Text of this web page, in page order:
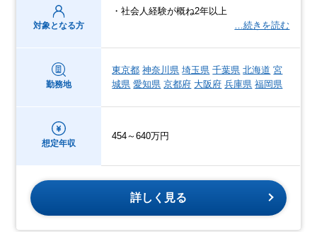
対象となる方
・社会人経験が概ね2年以上
…続きを読む
勤務地
東京都 神奈川県 埼玉県 千葉県 北海道 宮
城県 愛知県 京都府 大阪府 兵庫県 福岡県
想定年収
454～640万円
詳しく見る